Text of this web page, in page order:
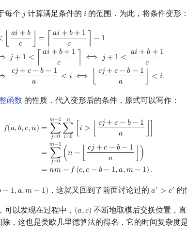
每个 𝑗
j计算满足条件的 𝑖
i 的范围．为此，将条件变形：
𝑎𝑖 +𝑏
𝑐
= 𝑎𝑖 +𝑏+ 1
𝑐
− 1
𝑗 + 1 < 𝑎𝑖 +𝑏+ 1
𝑐
⟺ 𝑗 + 1 < 𝑎𝑖 +𝑏 + 1
𝑐
𝑐𝑗 +𝑐−𝑏 − 1
𝑎
< 𝑖 ⟺ 𝑐𝑗 +𝑐−𝑏 − 1
𝑎
< 𝑖.
1 ⟺j +1 <⌈ a +1c⌉ ⟺j+ 1< a b+
函数 的性质．代入变形后的条件，原式可以写作：
𝑓(𝑎,𝑏,𝑐,𝑛) =
𝑚−1
∑
𝑗=0
𝑛
∑
𝑖=0
[𝑖 > 𝑐𝑗 +𝑐 −𝑏− 1
𝑎
=
𝑚−1
∑
𝑗=0
(𝑛 − 𝑐𝑗 +𝑐 −𝑏− 1
𝑎
)
= 𝑛𝑚 −𝑓 (𝑐,𝑐 −𝑏− 1,𝑎,𝑚− 1) .
−1a⌋ ]=∑ =0 1 (n− ⌊c j+ c− b −1 a )=
− 1,𝑎,𝑚 − 1)
−1 ) ，这就又回到了前面讨论过的𝑎′ > 𝑐′
a′ >c′ 的
以发现在过程中， (𝑎,𝑐)
(a,c) 不断地取模后交换位置，
除，这也是类欧几里德算法的得名．它的时间复杂度